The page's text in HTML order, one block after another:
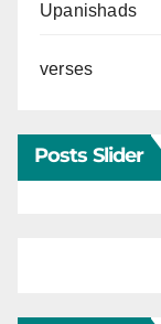
Upanishads
verses
Posts Slider